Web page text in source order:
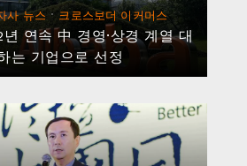
사 뉴스 · 크로스보더 이커머스
연속 中 경영·상경 계열 대
는 기업으로 선정